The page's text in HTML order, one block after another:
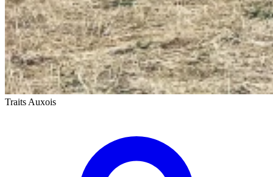
Traits Auxois